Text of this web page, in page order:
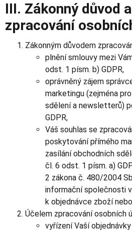
III. Zákonný důvod
zpracování
Zákonným důvodem
plnění smlouvy mezi
odst. 1 písm. b) GDPR,
oprávněný zájem
marketingu (zejména
sdělení a newsletterů)
GDPR,
Váš souhlas se
poskytování přímého
zasílání obchodních
čl. 6 odst. 1 písm. a)
2 zákona č. 480/2004
informační společnosti
k objednávce zboží
Účelem zpracování osobních
vyřízení Vaší